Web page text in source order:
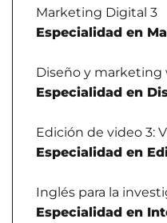
Marketing Digital 3
Especialidad en
Diseño y marketing
Especialidad en
Edición de video 3:
Especialidad en
Inglés para la
Especialidad en